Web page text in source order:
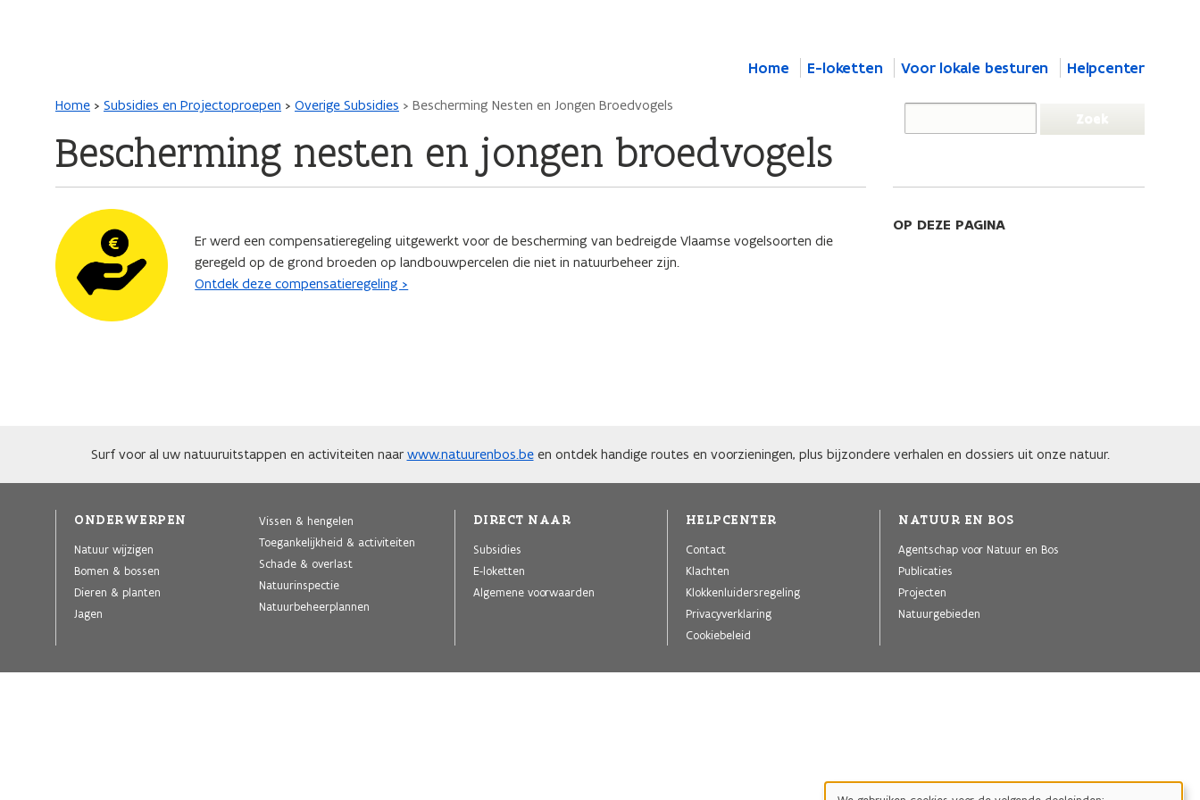
de
inhoud
gaan
Home E-loketten Voor lokale besturen Helpcenter
Kruimelpad
Home Subsidies en Projectoproepen Overige Subsidies Bescherming Nesten en Jongen Broedvogels
Bescherming nesten en jongen broedvogels
Afbeelding
Er werd een compensatieregeling uitgewerkt voor de bescherming van bedreigde Vlaamse vogelsoorten die
geregeld op de grond broeden op landbouwpercelen die niet in natuurbeheer zijn.
Ontdek deze compensatieregeling >
OP DEZE PAGINA
Surf voor al uw natuuruitstappen en activiteiten naar www.natuurenbos.been ontdek handige routes en voorzieningen, plus bijzondere verhalen en dossiers uit onze natuur.
ONDERWERPEN
Natuur wijzigen
Bomen & bossen
Dieren & planten
Jagen
Vissen & hengelen
Toegankelijkheid & activiteiten
Schade & overlast
Natuurinspectie
Natuurbeheerplannen
DIRECT NAAR
Subsidies
E-loketten
Algemene voorwaarden
HELPCENTER
Contact
Klachten
Klokkenluidersregeling
Privacyverklaring
Cookiebeleid
NATUUR EN BOS
Agentschap voor Natuur en Bos
Publicaties
Projecten
Natuurgebieden